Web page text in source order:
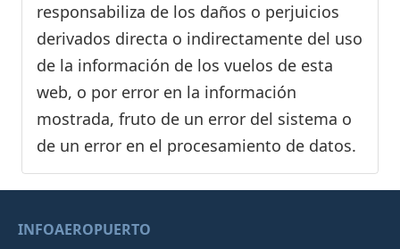
responsabiliza de los daños o perjuicios
derivados directa o indirectamente del uso
de la información de los vuelos de esta
web, o por error en la información
mostrada, fruto de un error del sistema o
de un error en el procesamiento de datos.
INFOAEROPUERTO